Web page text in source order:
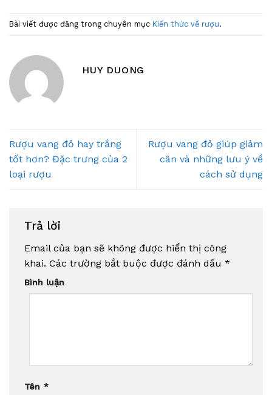
Bài viết được đăng trong chuyên mục Kiến thức về rượu.
HUY DUONG
Rượu vang đỏ hay trắng
tốt hơn? Đặc trưng của 2
loại rượu
Rượu vang đỏ giúp giảm
cân và những lưu ý về
cách sử dụng
Trả lời
Email của bạn sẽ không được hiển thị công
khai. Các trường bắt buộc được đánh dấu *
Bình luận
Tên *